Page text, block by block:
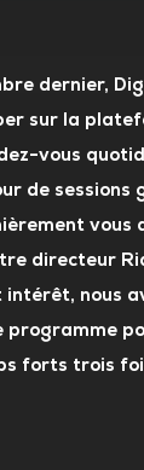
dernier,
sur la
vous
de sessions
vous
directeur
intérêt, nous
programme
forts trois